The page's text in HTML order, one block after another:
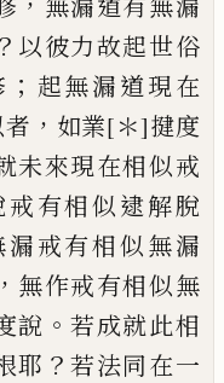
無漏道有無漏
？ 以彼力故起世俗
； 起無漏道現在
， 如業[＊]揵度
未來現在相似戒
戒有相似逮解脫
漏戒有相似無漏
， 無作戒有相似無
說 。若成就此相
耶 ？若法同在一